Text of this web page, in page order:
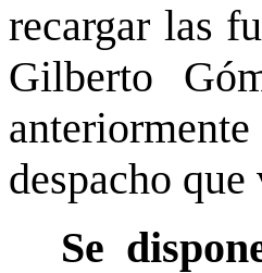
recargar las
Gilberto
despacho
Se